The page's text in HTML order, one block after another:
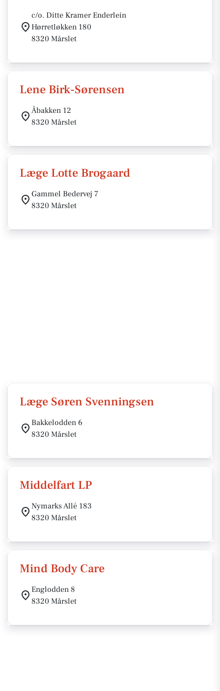
c/o. Ditte Kramer Enderlein
Hørretløkken 180
8320 Mårslet
Lene Birk-Sørensen
Åbakken 12
8320 Mårslet
Læge Lotte Brogaard
Gammel Bedervej 7
8320 Mårslet
Læge Søren Svenningsen
Bakkelodden 6
8320 Mårslet
Middelfart LP
Nymarks Allé 183
8320 Mårslet
Mind Body Care
Englodden 8
8320 Mårslet